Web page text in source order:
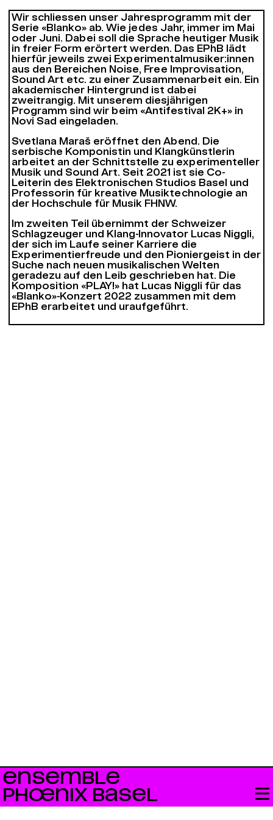
ENSEMBLE
PHŒNIX BASEL
Wir schliessen unser Jahresprogramm mit der
Serie «Blanko» ab. Wie jedes Jahr, immer im Mai
oder Juni. Dabei soll die Sprache heutiger Musik
in freier Form erörtert werden. Das EPhB lädt
hierfür jeweils zwei Experimentalmusiker:innen
aus den Bereichen Noise, Free Improvisation,
Sound Art etc. zu einer Zusammenarbeit ein. Ein
akademischer Hintergrund ist dabei
zweitrangig. Mit unserem diesjährigen
Programm sind wir beim «Antifestival 2K+» in
Novi Sad eingeladen.
Svetlana Maraš eröffnet den Abend. Die
serbische Komponistin und Klangkünstlerin
arbeitet an der Schnittstelle zu experimenteller
Musik und Sound Art. Seit 2021 ist sie Co-
Leiterin des Elektronischen Studios Basel und
Professorin für kreative Musiktechnologie an
der Hochschule für Musik FHNW.
Im zweiten Teil übernimmt der Schweizer
Schlagzeuger und Klang-Innovator Lucas Niggli,
der sich im Laufe seiner Karriere die
Experimentierfreude und den Pioniergeist in der
Suche nach neuen musikalischen Welten
geradezu auf den Leib geschrieben hat. Die
Komposition «PLAY!» hat Lucas Niggli für das
«Blanko»-Konzert 2022 zusammen mit dem
EPhB erarbeitet und uraufgeführt.